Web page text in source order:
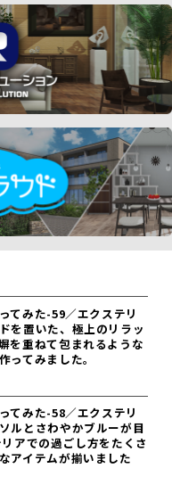
てみた-59／エクステリ
を置いた、極上のリラッ
を重ねて包まれるような
ってみました。
てみた-58／エクステリ
ルとさわやかブルーが目
アでの過ごし方をたくさ
アイテムが揃いました